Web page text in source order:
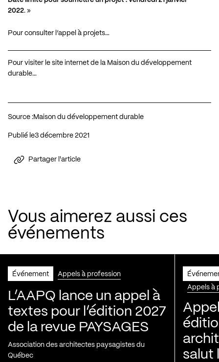
2022. »
Pour consulter l’appel à projets…
Pour visiter le site internet de la Maison du développement
durable…
Source :Maison du développement durable
Publié le 3 décembre 2021
Partager l'article
Vous aimerez aussi ces
événements
Événement Appels à profession
L’AAPQ lance un appel à
textes pour l’édition 2027
de la revue PAYSAGES
Association des architectes paysagistes du
Québec
Appels à
salut